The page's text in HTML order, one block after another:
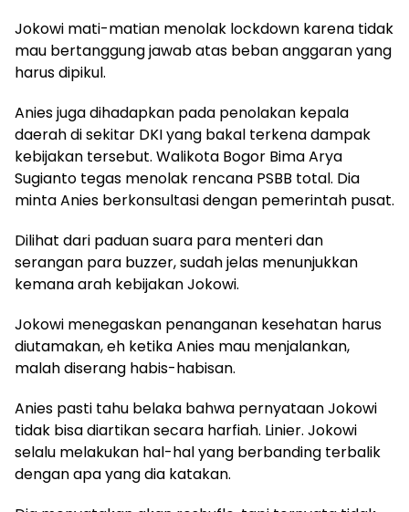
Jokowi mati-matian menolak lockdown karena tidak
mau bertanggung jawab atas beban anggaran yang
harus dipikul.
Anies juga dihadapkan pada penolakan kepala
daerah di sekitar DKI yang bakal terkena dampak
kebijakan tersebut. Walikota Bogor Bima Arya
Sugianto tegas menolak rencana PSBB total. Dia
minta Anies berkonsultasi dengan pemerintah pusat.
Dilihat dari paduan suara para menteri dan
serangan para buzzer, sudah jelas menunjukkan
kemana arah kebijakan Jokowi.
Jokowi menegaskan penanganan kesehatan harus
diutamakan, eh ketika Anies mau menjalankan,
malah diserang habis-habisan.
Anies pasti tahu belaka bahwa pernyataan Jokowi
tidak bisa diartikan secara harfiah. Linier. Jokowi
selalu melakukan hal-hal yang berbanding terbalik
dengan apa yang dia katakan.